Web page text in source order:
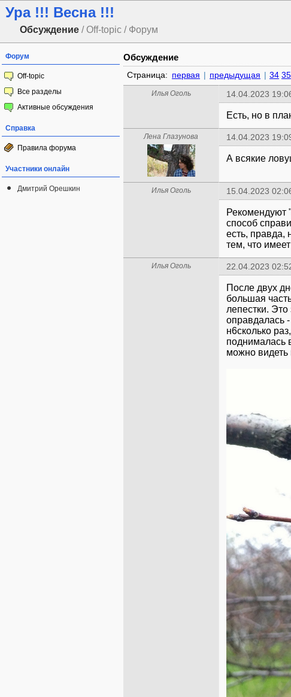
Ура !!! Весна !!!
Обсуждение / Off-topic / Форум
Форум
Off-topic
Все разделы
Активные обсуждения
Справка
Правила форума
Участники онлайн
Дмитрий Орешкин
Обсуждение
Страница: первая | предыдущая | 34 35
Илья Оголь 14.04.2023
Есть, но в
Лена Глазунова 14.04.2023
А всякие
Илья Оголь 15.04.2023
Рекомендуют
способ
есть, правда,
тем, что
Илья Оголь 22.04.2023
После двух
большая
лепестки.
оправдалась
н6сколько
поднималась
можно